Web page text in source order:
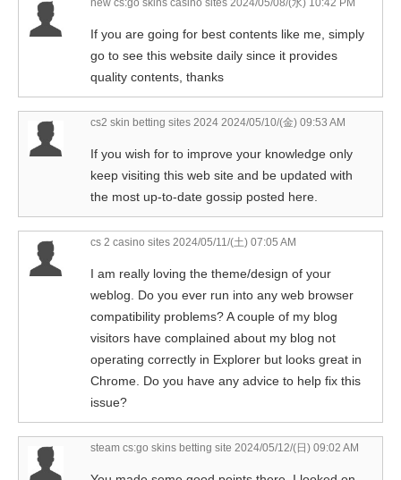
new cs:go skins casino sites 2024/05/08/(水) 10:42 PM
If you are going for best contents like me, simply
go to see this website daily since it provides
quality contents, thanks
cs2 skin betting sites 2024 2024/05/10/(金) 09:53 AM
If you wish for to improve your knowledge only
keep visiting this web site and be updated with
the most up-to-date gossip posted here.
cs 2 casino sites 2024/05/11/(土) 07:05 AM
I am really loving the theme/design of your
weblog. Do you ever run into any web browser
compatibility problems? A couple of my blog
visitors have complained about my blog not
operating correctly in Explorer but looks great in
Chrome. Do you have any advice to help fix this
issue?
steam cs:go skins betting site 2024/05/12/(日) 09:02 AM